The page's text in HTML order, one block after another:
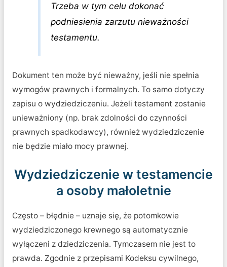
Trzeba w tym celu dokonać
podniesienia zarzutu nieważności
testamentu.
Dokument ten może być nieważny, jeśli nie spełnia
wymogów prawnych i formalnych. To samo dotyczy
zapisu o wydziedziczeniu. Jeżeli testament zostanie
unieważniony (np. brak zdolności do czynności
prawnych spadkodawcy), również wydziedziczenie
nie będzie miało mocy prawnej.
Wydziedziczenie w testamencie
a osoby małoletnie
Często – błędnie – uznaje się, że potomkowie
wydziedziczonego krewnego są automatycznie
wyłączeni z dziedziczenia. Tymczasem nie jest to
prawda. Zgodnie z przepisami Kodeksu cywilnego,